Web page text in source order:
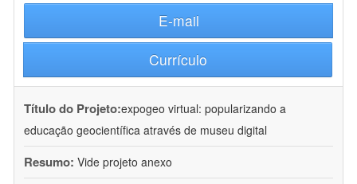
E-mail
Currículo
Título do Projeto:expogeo virtual: popularizando a
educação geocientífica através de museu digital
Resumo: Vide projeto anexo